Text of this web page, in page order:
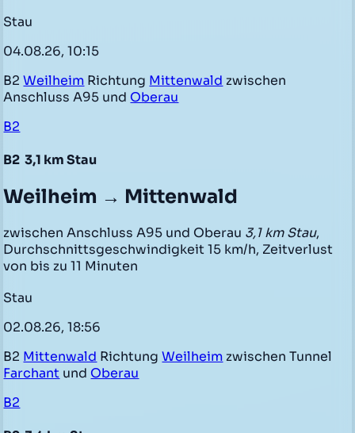
Stau
04.08.26, 10:15
B2Weilheim Richtung Mittenwald zwischen
Anschluss A95 und Oberau
B2
B2 3,1 km Stau
Weilheim → Mittenwald
zwischen Anschluss A95 und Oberau 3,1 km Stau,
Durchschnittsgeschwindigkeit 15 km/h, Zeitverlust
von bis zu 11 Minuten
Stau
02.08.26, 18:56
B2 Mittenwald RichtungWeilheim zwischen Tunnel
Farchant und Oberau
B2